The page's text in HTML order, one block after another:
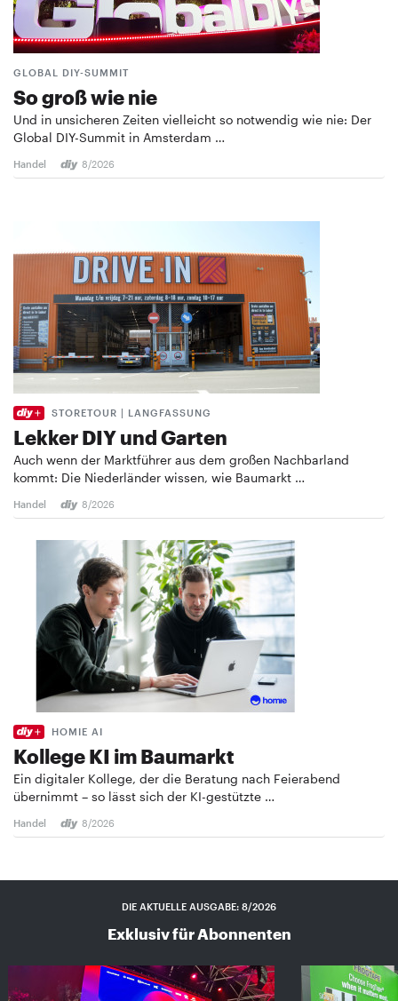
GLOBAL DIY-SUMMIT
So groß wie nie
Und in unsicheren Zeiten vielleicht so notwendig wie nie: Der
Global DIY-Summit in Amsterdam …
Handel 8/2026
STORETOUR | LANGFASSUNG
Lekker DIY und Garten
Auch wenn der Marktführer aus dem großen Nachbarland
kommt: Die Niederländer wissen, wie Baumarkt …
Handel 8/2026
HOMIE AI
Kollege KI im Baumarkt
Ein digitaler Kollege, der die Beratung nach Feierabend
übernimmt – so lässt sich der KI-gestützte …
Handel 8/2026
DIE AKTUELLE AUSGABE: 8/2026
Exklusiv für Abonnenten